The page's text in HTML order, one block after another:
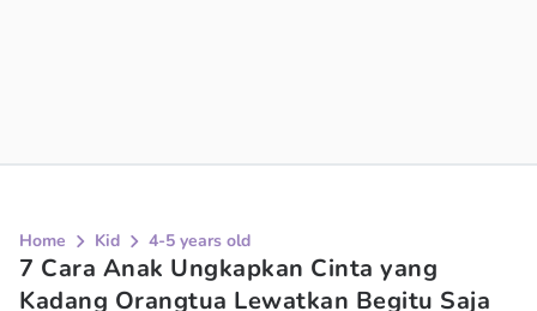
Home Kid 4-5 years old
7 Cara Anak Ungkapkan Cinta yang
Kadang Orangtua Lewatkan Begitu Saja